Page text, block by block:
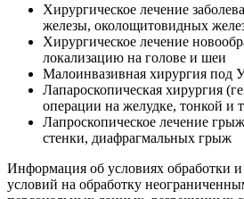
Хирургическое лечение
железы, околощитовидных
Хирургическое лечение
локализацию на голове и шеи
Малоинвазивная хирургия под
Лапароскопическая хирургия
операции на желудке, тонкой и
Лапроскопическое лечение
стенки, диафрагмальных грыж
Информация об условиях обработки
условий на обработку